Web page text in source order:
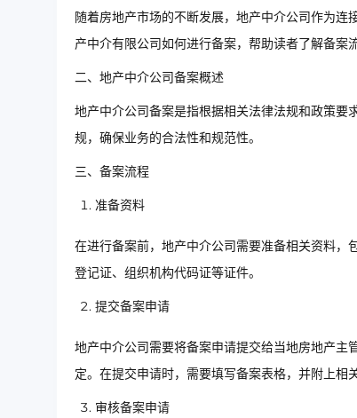
随着房地产市场的不断发展，地产中介公司作为
产中介有限公司如何进行备案，帮助读者了解备案
二、地产中介公司备案概述
地产中介公司备案是指根据相关法律法规和政策
规，确保业务的合法性和规范性。
三、备案流程
准备资料
在进行备案前，地产中介公司需要准备相关资料
登记证、组织机构代码证等证件。
提交备案申请
地产中介公司需要将备案申请提交给当地房地产
定。在提交申请时，需要填写备案表格，并附上相
审核备案申请